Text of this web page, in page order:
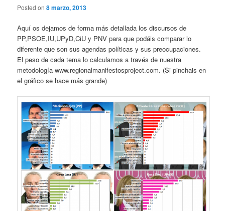
Posted on8 marzo, 2013
Aquí os dejamos de forma más detallada los discursos de
PP,PSOE,IU,UPyD,CiU y PNV para que podáis comparar lo
diferente que son sus agendas políticas y sus preocupaciones.
El peso de cada tema lo calculamos a través de nuestra
metodología www.regionalmanifestosproject.com. (Si pinchais en
el gráfico se hace más grande)